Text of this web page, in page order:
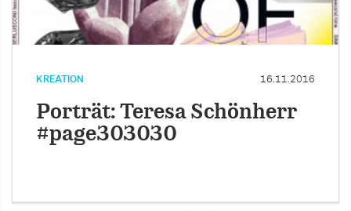
KREATION 16.11.2016
Porträt: Teresa Schönherr
#page303030